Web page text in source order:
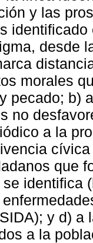
y las
desde
morales
pecado; b)
no
a la
que
identifica
y d) a
a la